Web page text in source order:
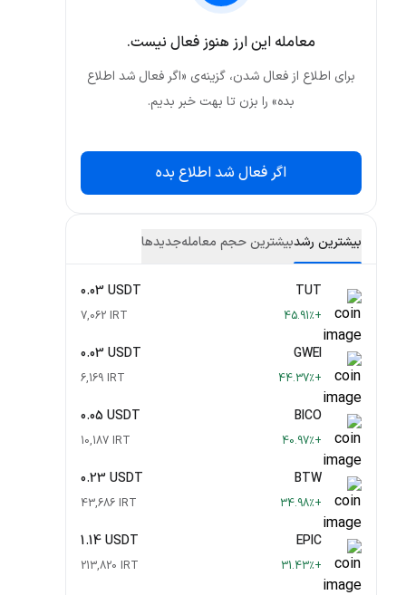
معامله این ارز هنوز فعال نیست.
برای اطلاع از فعال شدن، گزینه‌ی «اگر فعال شد اطلاع
بده» را بزن تا بهت خبر بدیم.
اگر فعال شد اطلاع بده
بیشترین رشدبیشترین حجم معاملهجدید‌ها
TUT
0.03 USDT
+45.91٪ 7,062 IRT
GWEI
0.03 USDT
+44.37٪ 6,169 IRT
BICO
0.05 USDT
+40.97٪ 10,187 IRT
BTW
0.23 USDT
+34.98٪ 43,686 IRT
EPIC
1.14 USDT
+31.43٪ 213,820 IRT